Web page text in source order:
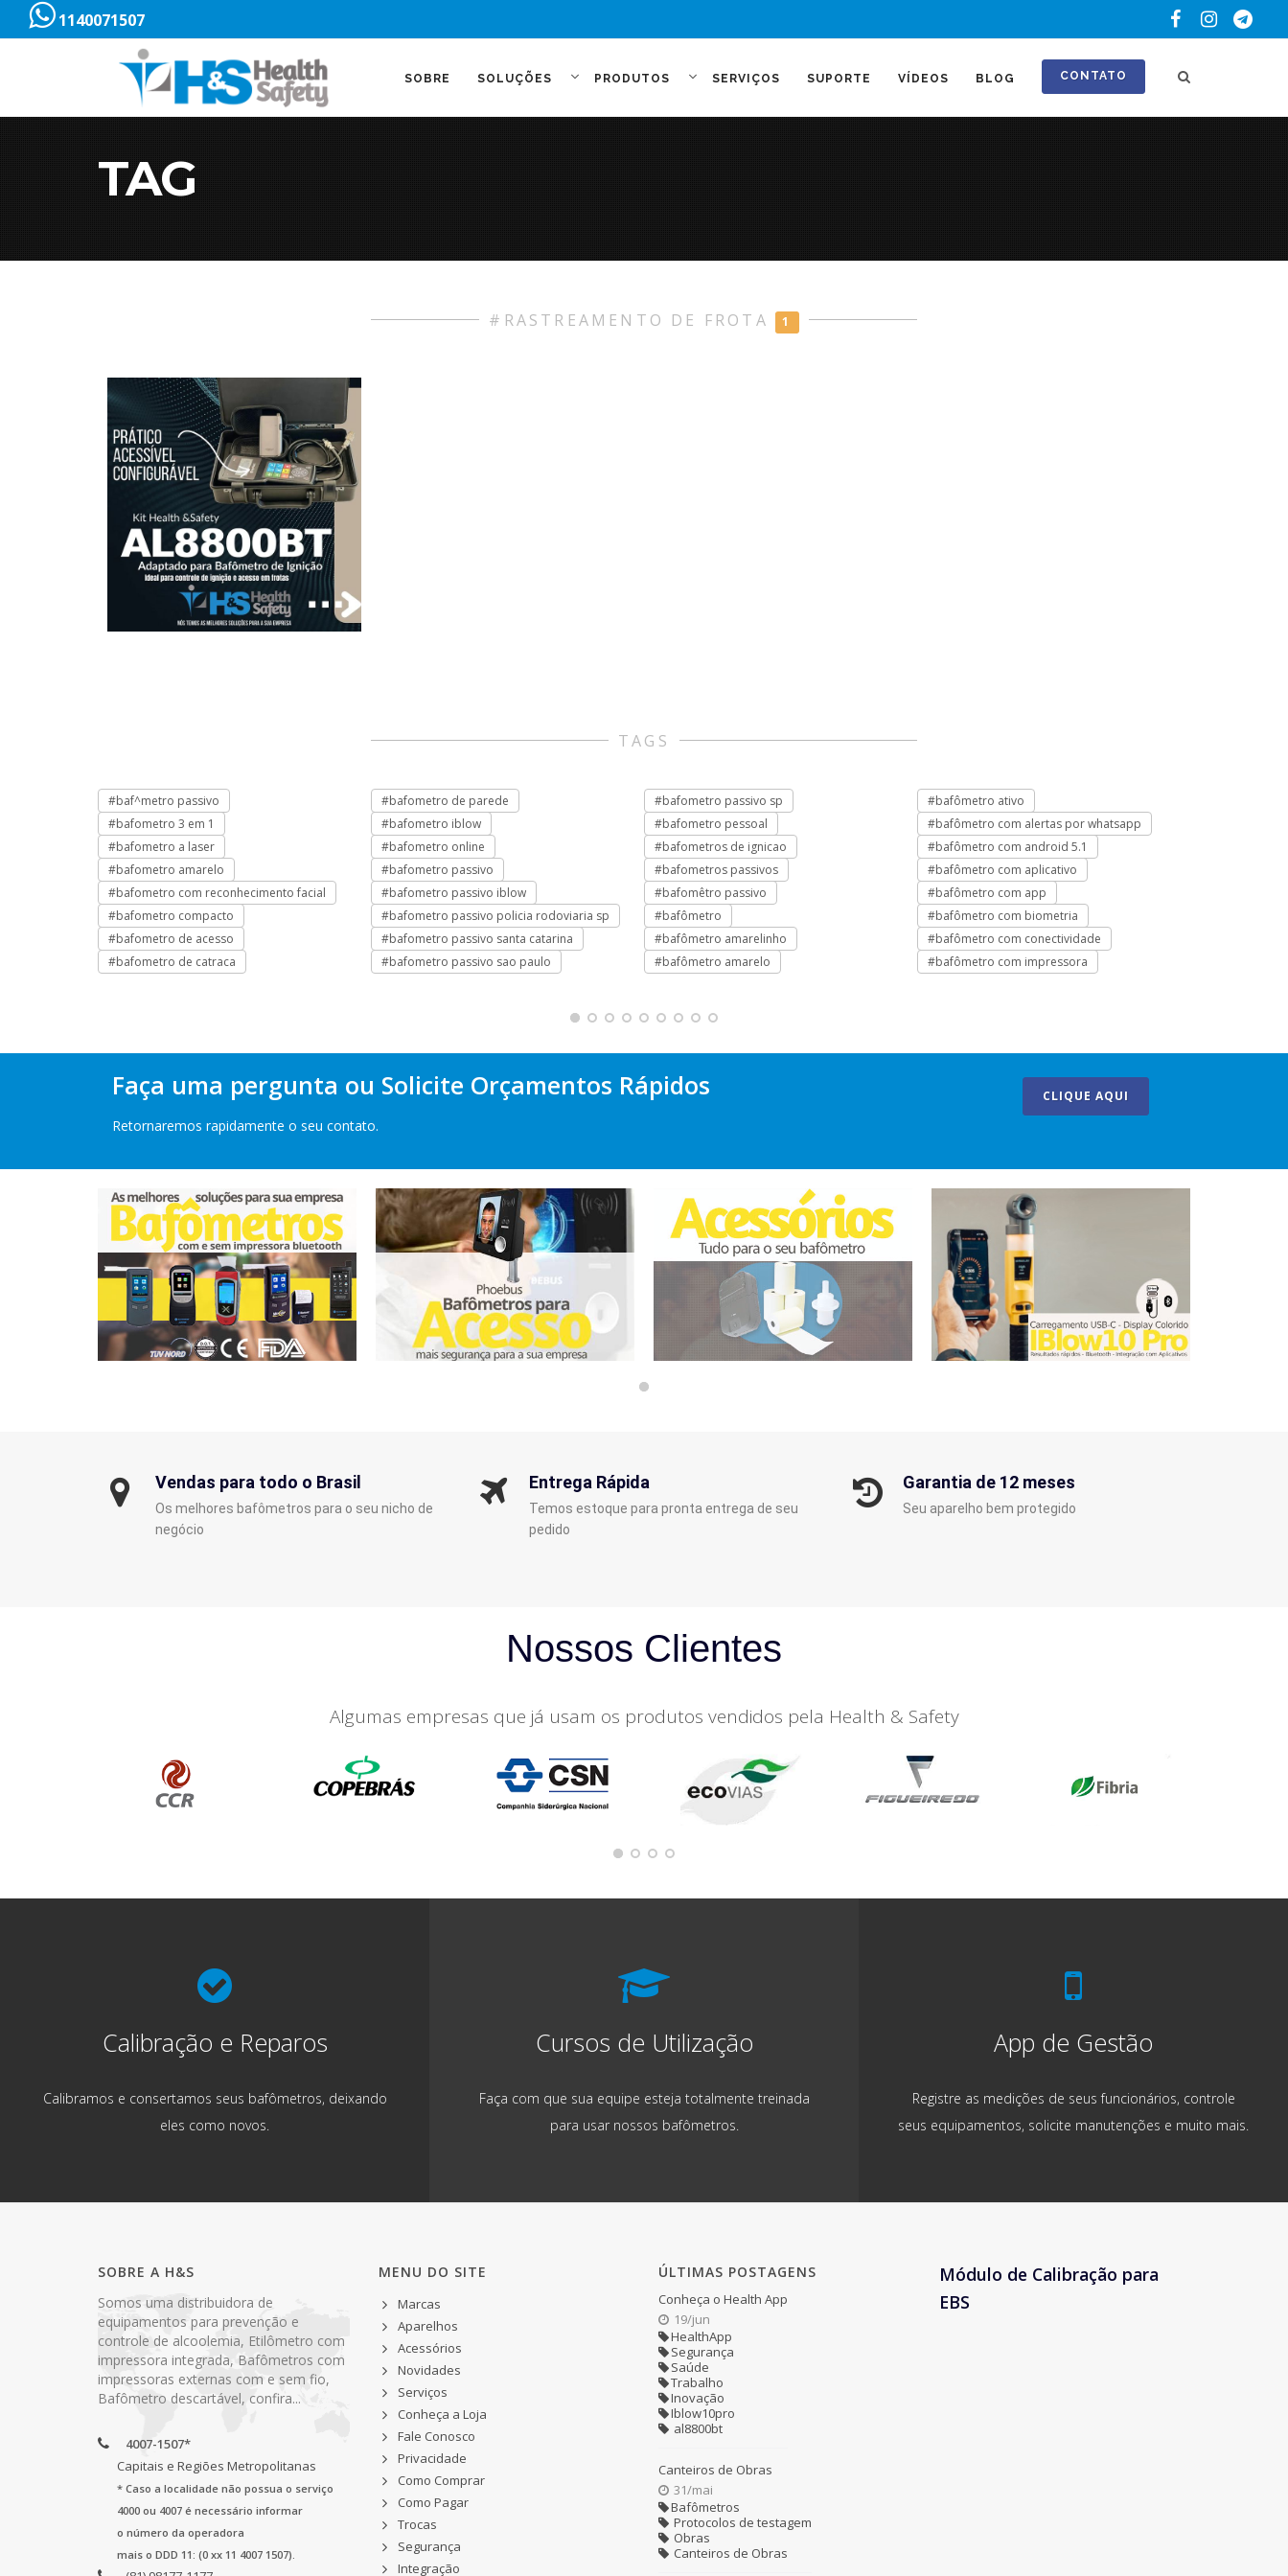
1140071507
SOBRE SOLUÇÕES PRODUTOS SERVIÇOS SUPORTE VÍDEOS BLOG CONTATO
TAG
#RASTREAMENTO DE FROTA 1
TAGS
#baf^metro passivo
#bafometro 3 em 1
#bafometro a laser
#bafometro amarelo
#bafometro com reconhecimento facial
#bafometro compacto
#bafometro de acesso
#bafometro de catraca
#bafometro de parede
#bafometro iblow
#bafometro online
#bafometro passivo
#bafometro passivo iblow
#bafometro passivo policia rodoviaria sp
#bafometro passivo santa catarina
#bafometro passivo sao paulo
#bafometro passivo sp
#bafometro pessoal
#bafometros de ignicao
#bafometros passivos
#bafomêtro passivo
#bafômetro
#bafômetro amarelinho
#bafômetro amarelo
#bafômetro ativo
#bafômetro com alertas por whatsapp
#bafômetro com android 5.1
#bafômetro com aplicativo
#bafômetro com app
#bafômetro com biometria
#bafômetro com conectividade
#bafômetro com impressora
Faça uma pergunta ou Solicite Orçamentos Rápidos
Retornaremos rapidamente o seu contato.
CLIQUE AQUI
Vendas para todo o Brasil
Os melhores bafômetros para o seu nicho de
negócio
Entrega Rápida
Temos estoque para pronta entrega de seu
pedido
Garantia de 12 meses
Seu aparelho bem protegido
Nossos Clientes
Algumas empresas que já usam os produtos vendidos pela Health & Safety
Calibração e Reparos
Calibramos e consertamos seus bafômetros, deixando
eles como novos.
Cursos de Utilização
Faça com que sua equipe esteja totalmente treinada
para usar nossos bafômetros.
App de Gestão
Registre as medições de seus funcionários, controle
seus equipamentos, solicite manutenções e muito mais.
SOBRE A H&S
Somos uma distribuidora de
equipamentos para prevenção e
controle de alcoolemia, Etilômetro com
impressora integrada, Bafômetros com
impressoras externas com e sem fio,
Bafômetro descartável, confira...
4007-1507*
Capitais e Regiões Metropolitanas
* Caso a localidade não possua o serviço
4000 ou 4007 é necessário informar
o número da operadora
mais o DDD 11: (0 xx 11 4007 1507).
MENU DO SITE
Marcas
Aparelhos
Acessórios
Novidades
Serviços
Conheça a Loja
Fale Conosco
Privacidade
Como Comprar
Como Pagar
Trocas
Segurança
Integração
ÚLTIMAS POSTAGENS
Conheça o Health App
19/jun
HealthApp
Segurança
Saúde
Trabalho
Inovação
Iblow10pro
al8800bt
Canteiros de Obras
31/mai
Bafômetros
Protocolos de testagem
Obras
Canteiros de Obras
Módulo de Calibração para
EBS